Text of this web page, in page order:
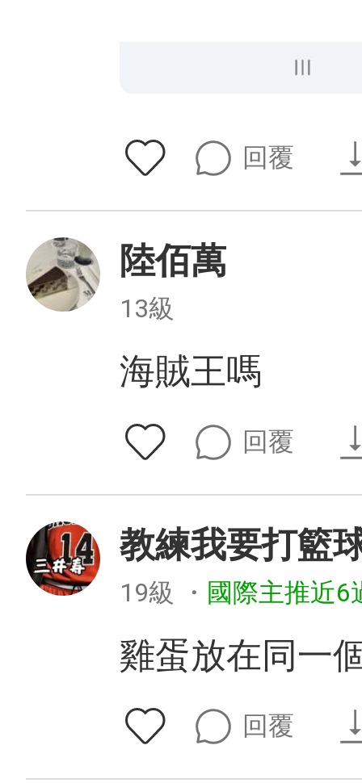
回覆
陸佰萬
13級
海賊王嗎
回覆
教練我要打籃
19級 ・ 國際主推近6
雞蛋放在同一
回覆